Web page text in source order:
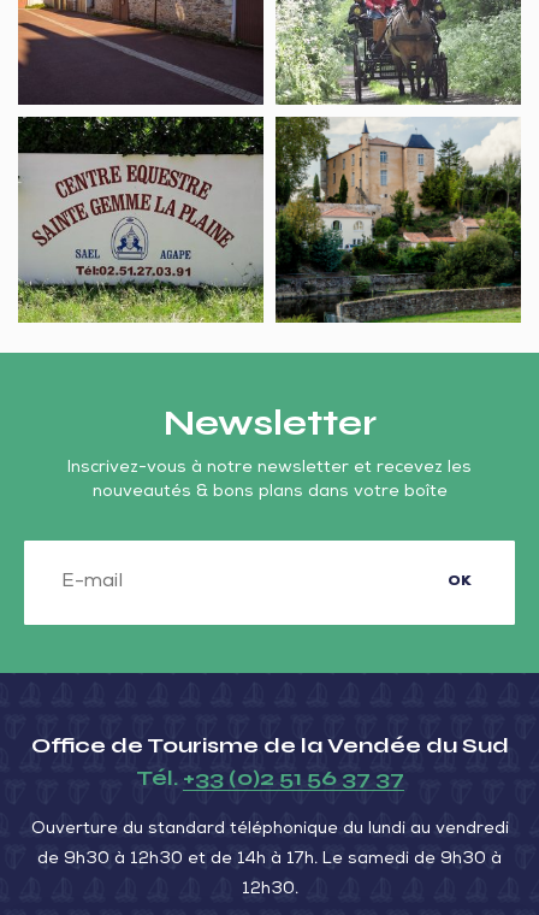
wagonnette
Centre
équestre
SAEL
la
Château
Marie
du
Fou
Newsletter
Inscrivez-vous à notre newsletter et recevez les
nouveautés & bons plans dans votre boîte
OK
Office de Tourisme de la Vendée du Sud
Tél. +33 (0)2 51 56 37 37
Ouverture du standard téléphonique du lundi au vendredi
de 9h30 à 12h30 et de 14h à 17h. Le samedi de 9h30 à
12h30.